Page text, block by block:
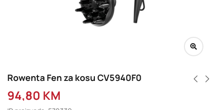
Rowenta Fen za kosu CV5940F0
94,80 KM